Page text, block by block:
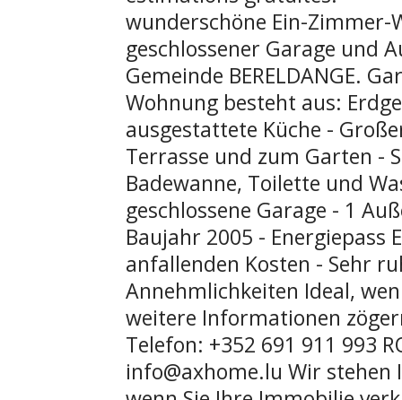
wunderschöne Ein-Zimmer-
geschlossener Garage und
Gemeinde BERELDANGE.
Wohnung besteht aus:
ausgestattete Küche -
Terrasse und zum Garten -
Badewanne, Toilette und
geschlossene Garage - 1
Baujahr 2005 - Energiepass
anfallenden Kosten - Sehr
Annehmlichkeiten Ideal,
weitere Informationen
Telefon: +352 691 911 993
info@axhome.lu Wir